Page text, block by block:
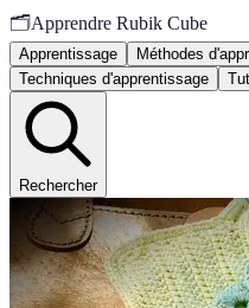
🗂️Apprendre Rubik Cube
Apprentissage
Méthodes
Techniques d'apprentissage
Rechercher